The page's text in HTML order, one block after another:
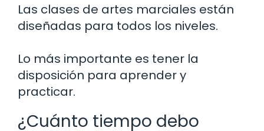
Las clases de artes marciales están
diseñadas para todos los niveles.
Lo más importante es tener la
disposición para aprender y
practicar.
¿Cuánto tiempo debo